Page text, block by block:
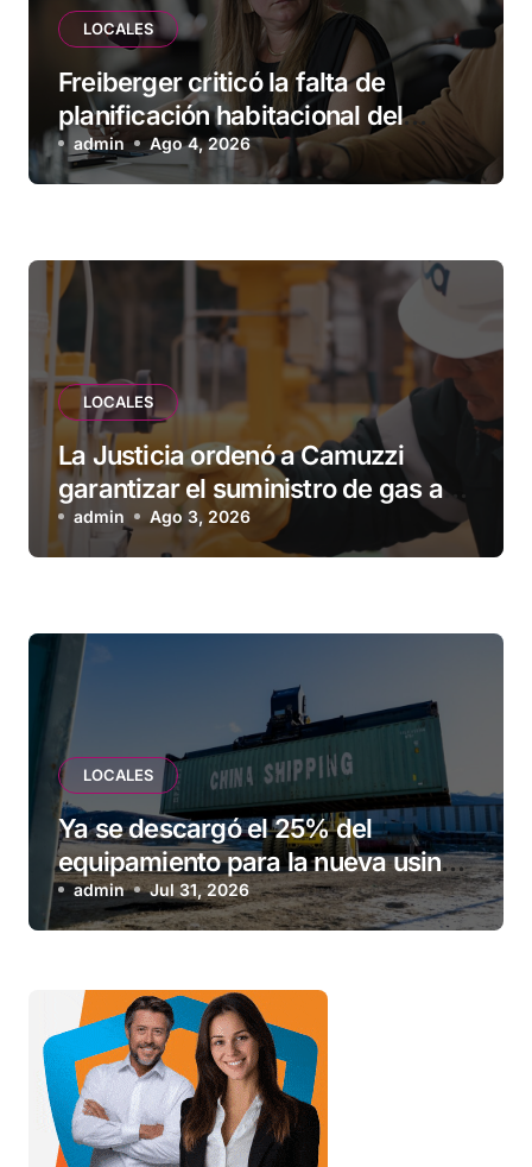
LOCALES
Freiberger criticó la falta de
planificación habitacional del
Municipio: “Vuoto deja afuera a
vecinos que llevan más de 20 años
admin Ago 4, 2026
LOCALES
La Justicia ordenó a Camuzzi
garantizar el suministro de gas a
una familia de Tolhuin
admin Ago 3, 2026
LOCALES
Ya se descargó el 25% del
equipamiento para la nueva usina
de Ushuaia
admin Jul 31, 2026